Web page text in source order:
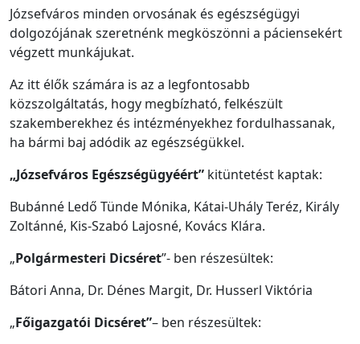
Józsefváros minden orvosának és egészségügyi
dolgozójának szeretnénk megköszönni a páciensekért
végzett munkájukat.
Az itt élők számára is az a legfontosabb
közszolgáltatás, hogy megbízható, felkészült
szakemberekhez és intézményekhez fordulhassanak,
ha bármi baj adódik az egészségükkel.
„Józsefváros Egészségügyéért” kitüntetést kaptak:
Bubánné Ledő Tünde Mónika, Kátai-Uhály Teréz, Király
Zoltánné, Kis-Szabó Lajosné, Kovács Klára.
„Polgármesteri Dicséret”- ben részesültek:
Bátori Anna, Dr. Dénes Margit, Dr. Husserl Viktória
„Főigazgatói Dicséret”– ben részesültek: